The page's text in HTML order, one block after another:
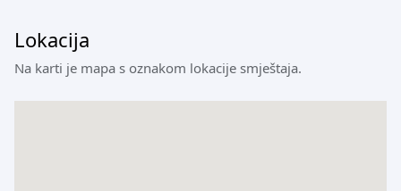
Lokacija
Na karti je mapa s oznakom lokacije smještaja.